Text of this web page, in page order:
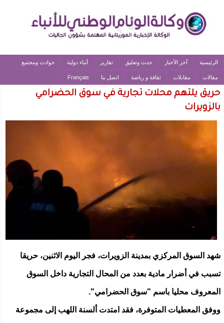
الرئيسية آخر الأخبار حدث وتعليق تقارير أنباء دولية حوادث ومجتمع
مقالات مقابلات ثقافة و رياضة اتصل بنا Français
حريق يلتهم محلات تجارية في سوق الحضرامي
بالزويرات
شهد السوق المركزي بمدينة الزويرات، فجر اليوم الاثنين، حريقا
تسبب في أضرار مادية بعدد من المحال التجارية داخل السوق
المعروف محليا باسم "سوق الحضرامي".
ووفق المعطيات المتوفرة، فقد امتدت ألسنة اللهب إلى مجموعة